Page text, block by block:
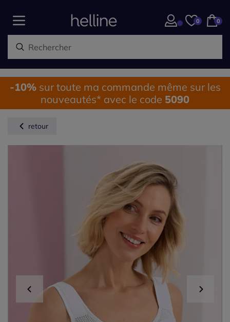
0 0
-10%sur toute ma commande même sur les
nouveautés* avec le code 5090
retour